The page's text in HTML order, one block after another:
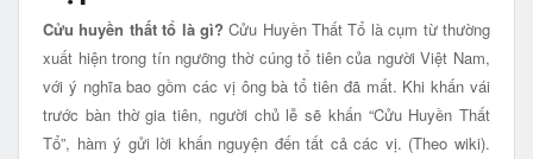
Cửu huyền thất tổ là gì? Cửu Huyền Thất Tổ là cụm từ thường
xuất hiện trong tín ngưỡng thờ cúng tổ tiên của người Việt Nam,
với ý nghĩa bao gồm các vị ông bà tổ tiên đã mất. Khi khấn vái
trước bàn thờ gia tiên, người chủ lễ sẽ khấn “Cửu Huyền Thất
Tổ”, hàm ý gửi lời khấn nguyện đến tất cả các vị. (Theo wiki).